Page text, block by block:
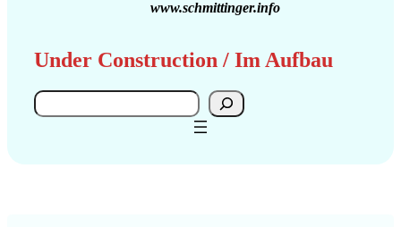
www.schmittinger.info
Under Construction / Im Aufbau
Search